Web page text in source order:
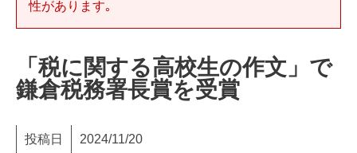
性があります｡
「税に関する高校生の作文」で
鎌倉税務署長賞を受賞
投稿日 2024/11/20